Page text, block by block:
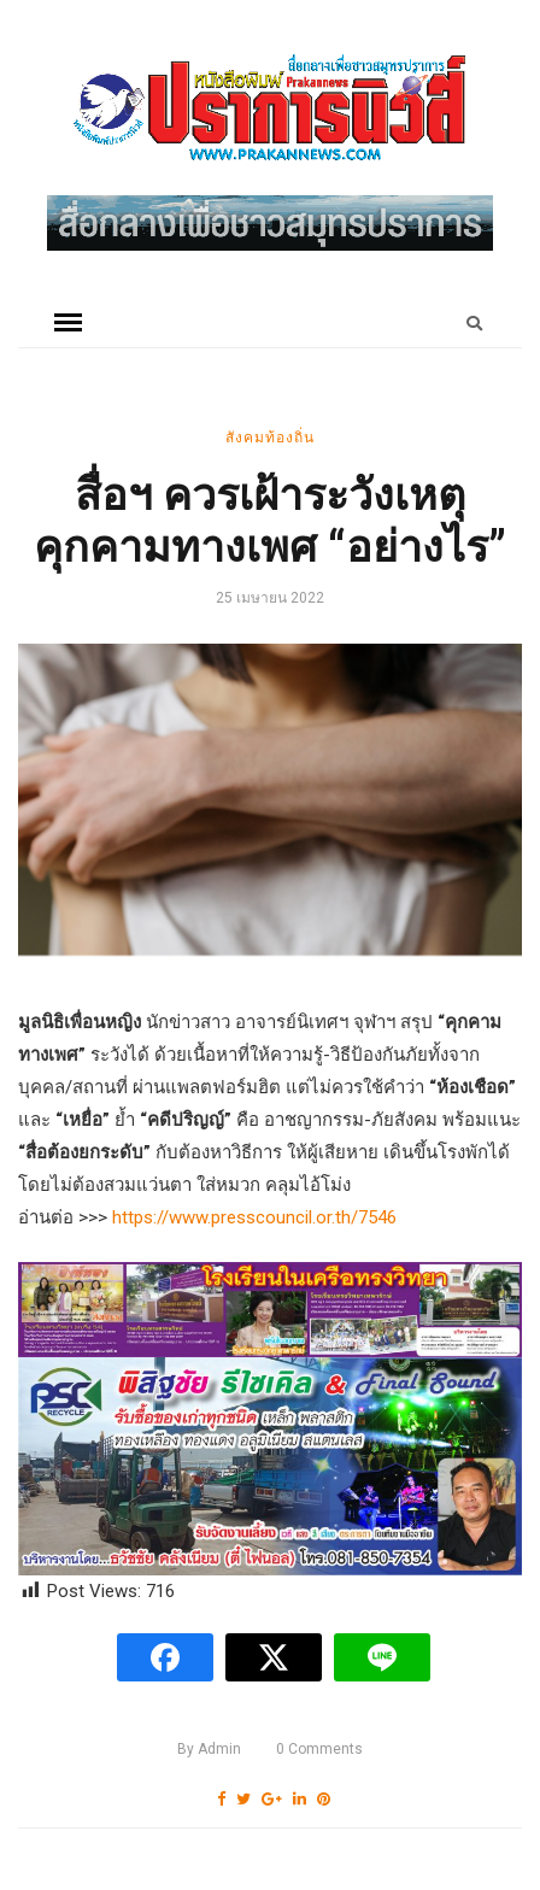
สังคมท้องถิ่น
สื่อฯ ควรเฝ้าระวังเหตุ
คุกคามทางเพศ “อย่างไร”
25 เมษายน 2022
มูลนิธิเพื่อนหญิง นักข่าวสาว อาจารย์นิเทศฯ จุฬาฯ สรุป “คุกคาม
ทางเพศ” ระวังได้ ด้วยเนื้อหาที่ให้ความรู้-วิธีป้องกันภัยทั้งจาก
บุคคล/สถานที่ ผ่านแพลตฟอร์มฮิต แต่ไม่ควรใช้คำว่า “ห้องเชือด”
และ “เหยื่อ” ย้ำ “คดีปริญญ์” คือ อาชญากรรม-ภัยสังคม พร้อมแนะ
“สื่อต้องยกระดับ” กับต้องหาวิธีการ ให้ผู้เสียหาย เดินขึ้นโรงพักได้
โดยไม่ต้องสวมแว่นตา ใส่หมวก คลุมไอ้โม่ง
อ่านต่อ >>> https://www.presscouncil.or.th/7546
Post Views: 716
By Admin 0 Comments